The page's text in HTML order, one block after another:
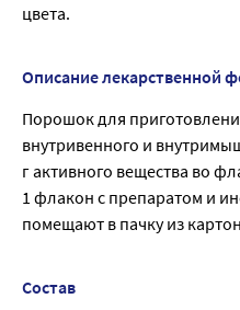
цвета.
Описание лекарственной
Порошок для
внутривенного и
г активного вещества во
1 флакон с препаратом и
помещают в пачку из
Состав